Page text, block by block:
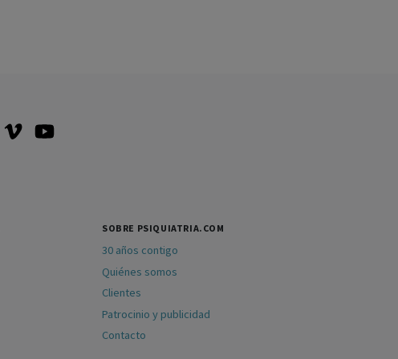
SOBRE PSIQUIATRIA.COM
30 años contigo
Quiénes somos
Clientes
Patrocinio y publicidad
Contacto